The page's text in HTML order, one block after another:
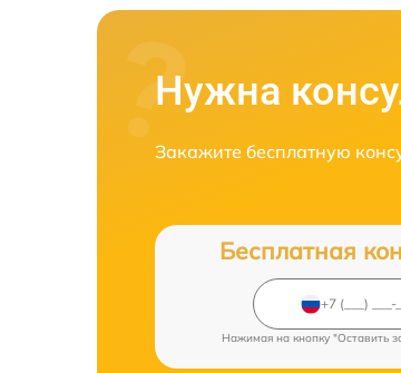
Нужна
Закажите бесплатную
Бесплатная
Нажимая на кнопку "Оставить